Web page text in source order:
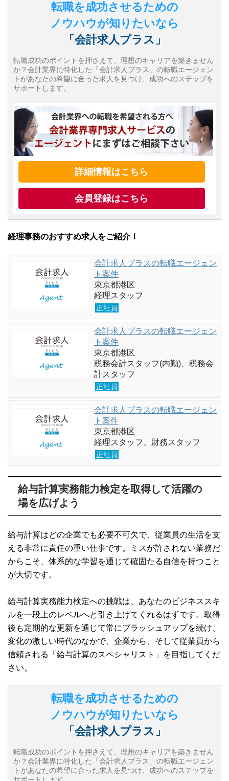
転職を成功させるための
ノウハウが知りたいなら
「会計求人プラス」
転職成功のポイントを押さえて、理想のキャリアを築きません
か？会計業界に特化した「会計求人プラス」の転職エージェン
トがあなたの希望に合った求人を見つけ、成功へのステップを
サポートします。
詳細情報はこちら
会員登録はこちら
経理事務のおすすめ求人をご紹介！
会計求人プラスの転職エージェン
ト案件
東京都港区
経理スタッフ
正社員
会計求人プラスの転職エージェン
ト案件
東京都港区
税務会計スタッフ(内勤)、税務会
計スタッフ
正社員
会計求人プラスの転職エージェン
ト案件
東京都港区
経理スタッフ、財務スタッフ
正社員
給与計算実務能力検定を取得して活躍の
場を広げよう
給与計算はどの企業でも必要不可欠で、従業員の生活を支
える非常に責任の重い仕事です。ミスが許されない業務だ
からこそ、体系的な学習を通じて確固たる自信を持つこと
が大切です。
給与計算実務能力検定への挑戦は、あなたのビジネススキ
ルを一段上のレベルへと引き上げてくれるはずです。取得
後も定期的な更新を通じて常にブラッシュアップを続け、
変化の激しい時代のなかで、企業から、そして従業員から
信頼される「給与計算のスペシャリスト」を目指してくだ
さい。
転職を成功させるための
ノウハウが知りたいなら
「会計求人プラス」
転職成功のポイントを押さえて、理想のキャリアを築きません
か？会計業界に特化した「会計求人プラス」の転職エージェン
トがあなたの希望に合った求人を見つけ、成功へのステップを